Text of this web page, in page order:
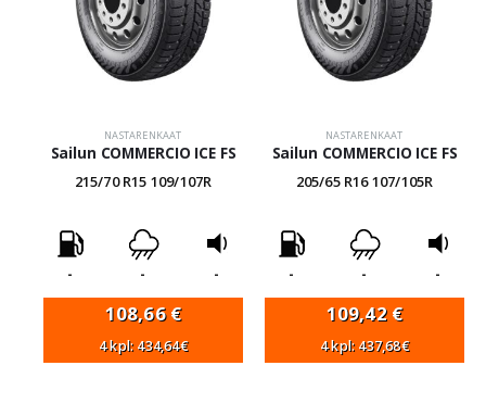
NASTARENKAAT
Sailun COMMERCIO ICE FS
215/70 R15 109/107R
- - -
108,66€
4 kpl: 434,64€
NASTARENKAAT
Sailun COMMERCIO ICE FS
205/65 R16 107/105R
- - -
109,42 €
4 kpl: 437,68€